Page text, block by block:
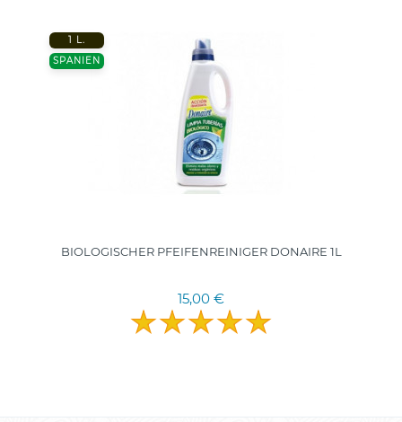
1 L.
SPANIEN
BIOLOGISCHER PFEIFENREINIGER DONAIRE 1L
15,00 €